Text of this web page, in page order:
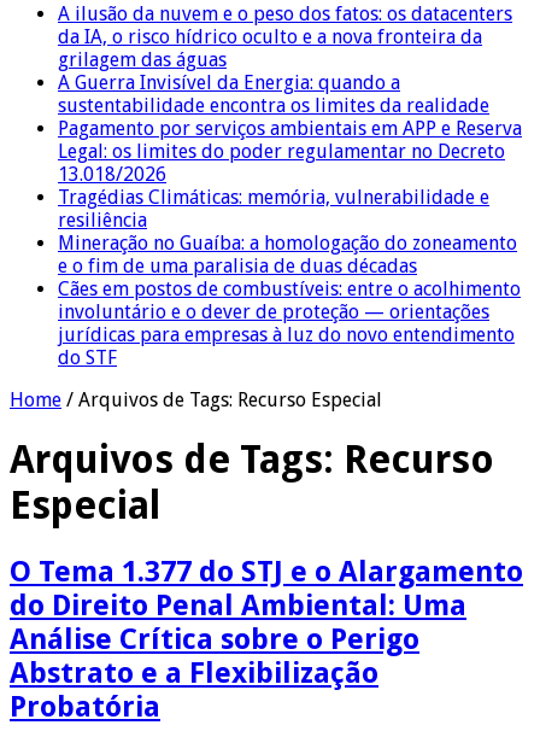
A ilusão da nuvem e o peso dos fatos: os datacenters
da IA, o risco hídrico oculto e a nova fronteira da
grilagem das águas
A Guerra Invisível da Energia: quando a
sustentabilidade encontra os limites da realidade
Pagamento por serviços ambientais em APP e Reserva
Legal: os limites do poder regulamentar no Decreto
13.018/2026
Tragédias Climáticas: memória, vulnerabilidade e
resiliência
Mineração no Guaíba: a homologação do zoneamento
e o fim de uma paralisia de duas décadas
Cães em postos de combustíveis: entre o acolhimento
involuntário e o dever de proteção — orientações
jurídicas para empresas à luz do novo entendimento
do STF
Home / Arquivos de Tags: Recurso Especial
Arquivos de Tags: Recurso
Especial
O Tema 1.377 do STJ e o Alargamento
do Direito Penal Ambiental: Uma
Análise Crítica sobre o Perigo
Abstrato e a Flexibilização
Probatória